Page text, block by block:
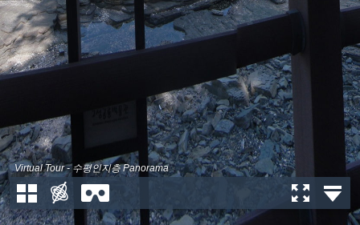
Virtual Tour - 수평인지층 Panorama